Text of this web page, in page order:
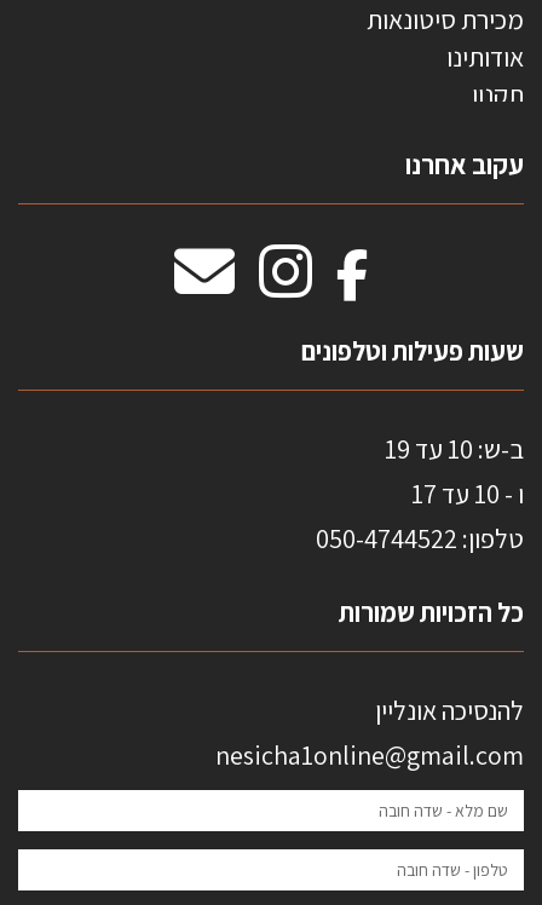
מכירת סיטונאות
אודותינו
תקנון
טפטים משולשים
וילונות חסיני אש
מדבקות אנטי סאן
עקוב אחרנו
שעות פעילות וטלפונים
ב-ש: 10 עד 19
ו - 10 עד 17
טלפון: 0 50-4744522
כל הזכויות שמורות
להנסיכה אונליין
nesicha1online@gmail.com